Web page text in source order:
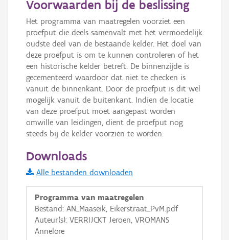
Informatie Vlaanderen
i
+ −
OSM-Basiskaart
Ortho
GRB-Basiskaart
GRB-Basiskaart in grijswaarden
Voorwaarden bij de beslissing
Het programma van maatregelen voorziet een
proefput die deels samenvalt met het vermoedelijk
oudste deel van de bestaande kelder. Het doel van
deze proefput is om te kunnen controleren of het
een historische kelder betreft. De binnenzijde is
gecementeerd waardoor dat niet te checken is
vanuit de binnenkant. Door de proefput is dit wel
mogelijk vanuit de buitenkant. Indien de locatie
van deze proefput moet aangepast worden
omwille van leidingen, dient de proefput nog
steeds bij de kelder voorzien te worden.
Downloads
Alle bestanden downloaden
Programma van maatregelen
Bestand: AN_Maaseik, Eikerstraat_PvM.pdf
Auteur(s): VERRIJCKT Jeroen, VROMANS
Annelore